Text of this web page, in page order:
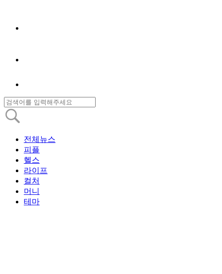
전체뉴스
피플
헬스
라이프
컬처
머니
테마